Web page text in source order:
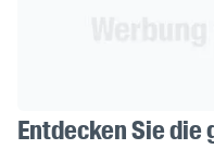
Entdecken Sie